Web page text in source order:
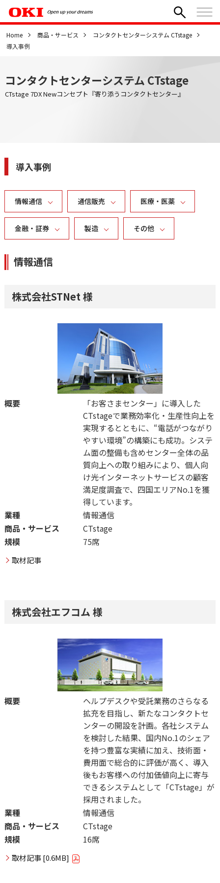
Home 商品・サービス
コンタクトセンターシステム CTstage
導入事例
コンタクトセンターシステム CTstage
CTstage 7DX Newコンセプト『寄り添うコンタクトセンター』
導入事例
情報通信 通信販売 医療・医薬
金融・証券 製造 その他
情報通信
株式会社STNet 様
概要
「お客さまセンター」に導入した
CTstageで業務効率化・生産性向上を
実現するとともに、“電話がつながり
やすい環境”の構築にも成功。システ
ム面の整備も含めセンター全体の品
質向上への取り組みにより、個人向
け光インターネットサービスの顧客
満足度調査で、四国エリアNo.1を獲
得しています。
業種
情報通信
商品・サービス
CTstage
規模
75席
取材記事
株式会社エフコム 様
概要
ヘルプデスクや受託業務のさらなる
拡充を目指し、新たなコンタクトセ
ンターの開設を計画。各社システム
を検討した結果、国内No.1のシェア
を持つ豊富な実績に加え、技術面・
費用面で総合的に評価が高く、導入
後もお客様への付加価値向上に寄与
できるシステムとして「CTstage」が
採用されました。
業種
情報通信
商品・サービス
CTstage
規模
16席
取材記事 [0.6MB]